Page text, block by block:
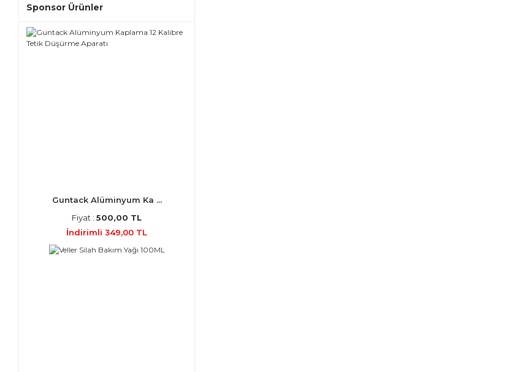
Sponsor Ürünler
Guntack Alüminyum Ka ...
Fiyat : 500,00 TL
İndirimli 349,00 TL